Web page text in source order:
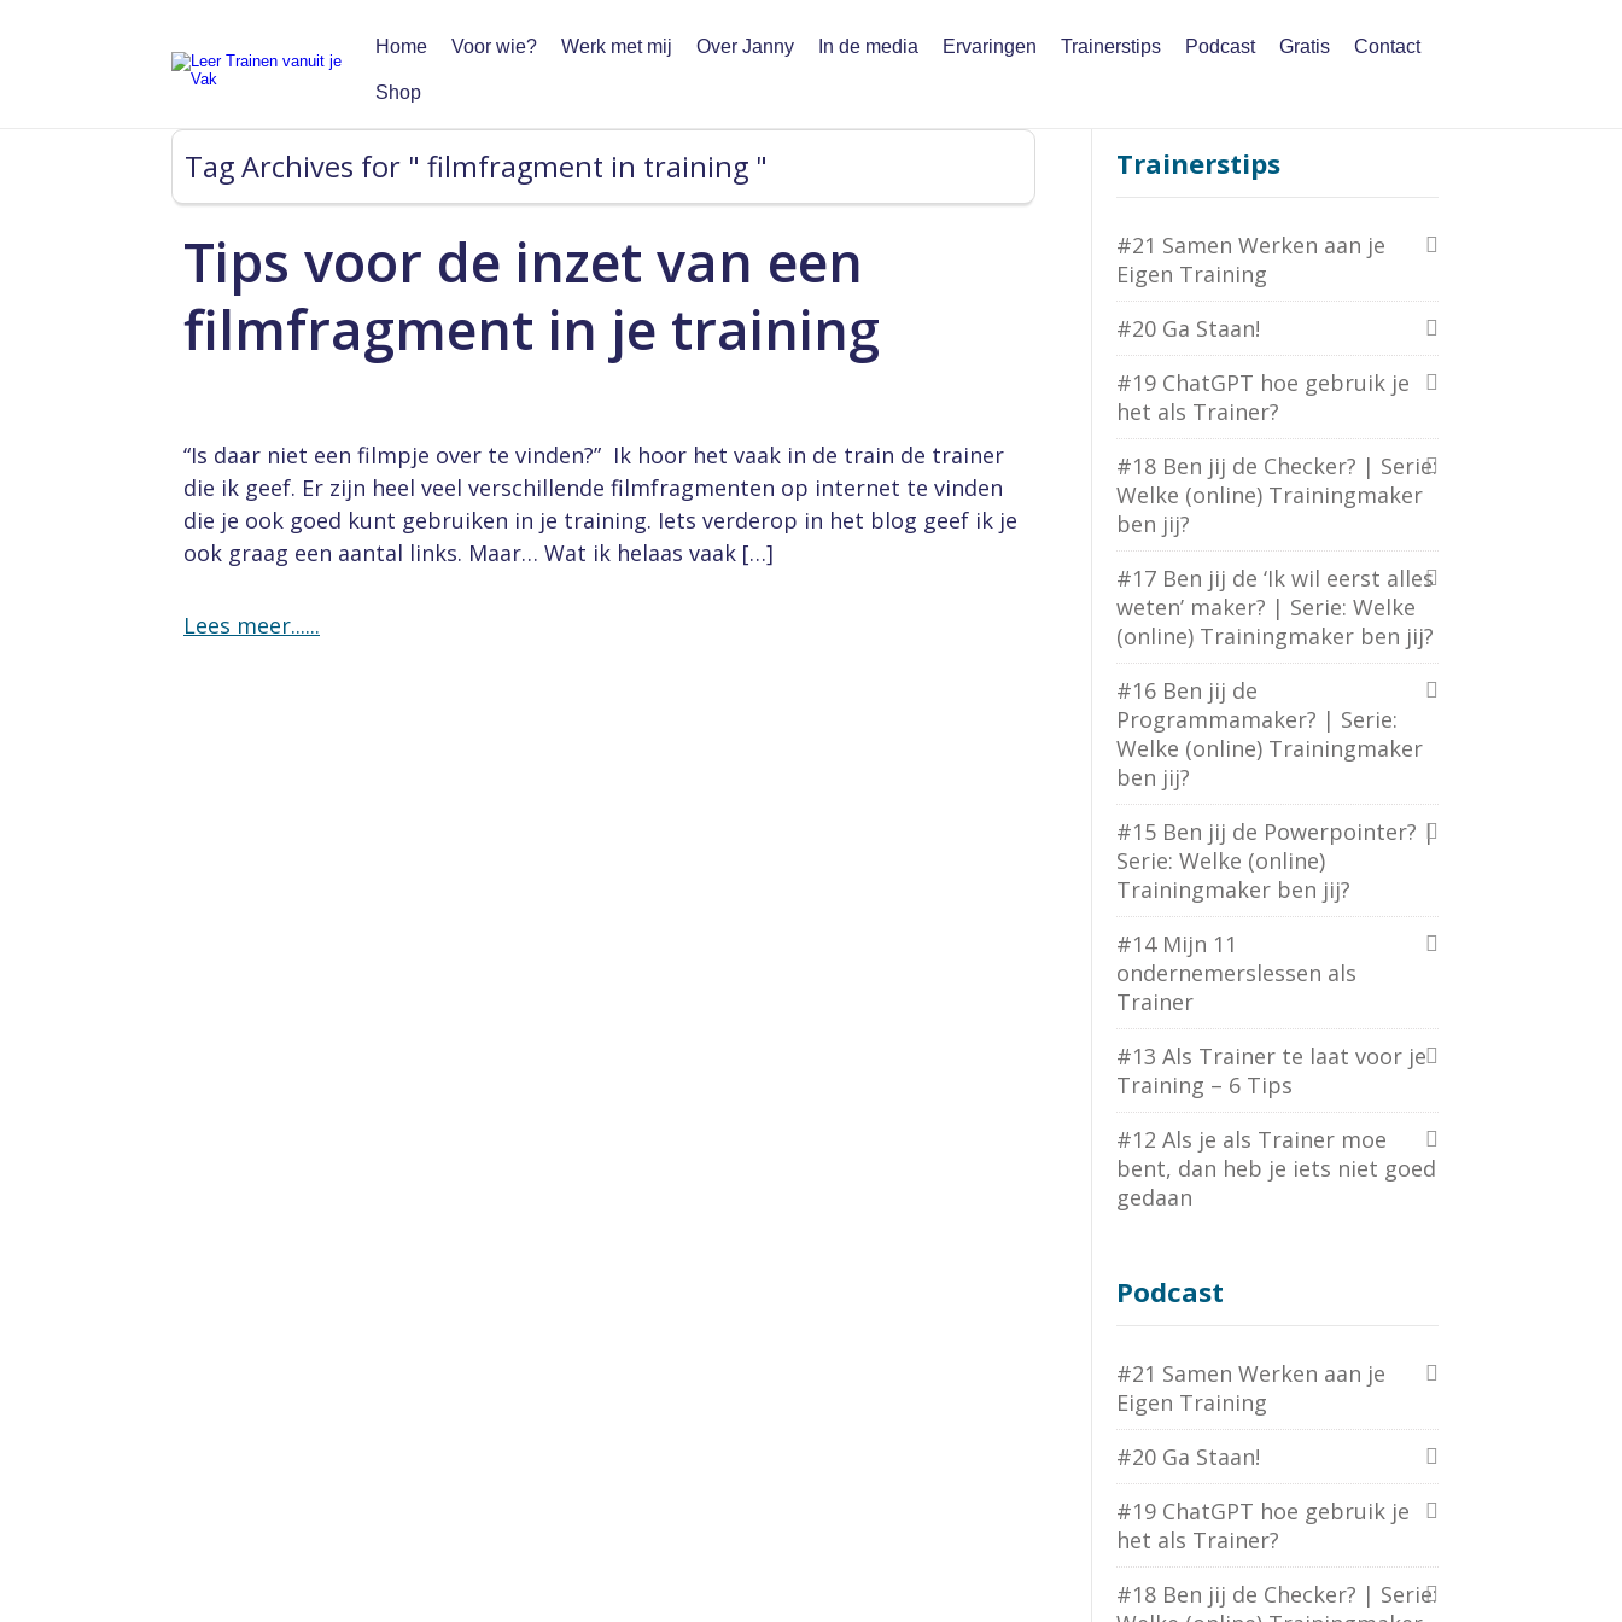
Home Voor wie? Werk met mij Over Janny In de media Ervaringen Trainerstips Podcast Gratis Contact
Shop
Tag Archives for " filmfragment in training "
Tips voor de inzet van een
filmfragment in je training
“Is daar niet een filmpje over te vinden?” ​Ik hoor het vaak in de train de trainer
die ik geef. Er zijn heel veel verschillende filmfragmenten op internet te vinden
die je ook goed kunt gebruiken in je training. Iets verderop in het blog geef ik je
ook graag een aantal links. Maar… Wat ik helaas vaak […]
Lees meer...
Trainerstips
#21 Samen Werken aan je
Eigen Training
#20 Ga Staan!
#19 ChatGPT hoe gebruik je
het als Trainer?
#18 Ben jij de Checker? | Serie:
Welke (online) Trainingmaker
ben jij?
#17 Ben jij de ‘Ik wil eerst alles
weten’ maker? | Serie: Welke
(online) Trainingmaker ben jij?
#16 Ben jij de
Programmamaker? | Serie:
Welke (online) Trainingmaker
ben jij?
#15 Ben jij de Powerpointer? |
Serie: Welke (online)
Trainingmaker ben jij?
#14 Mijn 11
ondernemerslessen als
Trainer
#13 Als Trainer te laat voor je
Training – 6 Tips
#12 Als je als Trainer moe
bent, dan heb je iets niet goed
gedaan
Podcast
#21 Samen Werken aan je
Eigen Training
#20 Ga Staan!
#19 ChatGPT hoe gebruik je
het als Trainer?
#18 Ben jij de Checker? | Serie: